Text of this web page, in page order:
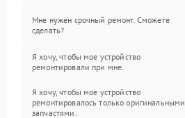
Мне нужен срочный ремонт. Сможете
сделать?
Я хочу, чтобы мое устройство
ремонтировали при мне.
Я хочу, чтобы мое устройство
ремонтировалось только оригинальными
запчастями.